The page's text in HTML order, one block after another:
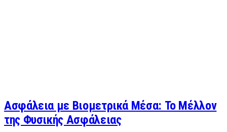
Ασφάλεια με Βιομετρικά Μέσα: Το Μέλλον
της Φυσικής Ασφάλειας